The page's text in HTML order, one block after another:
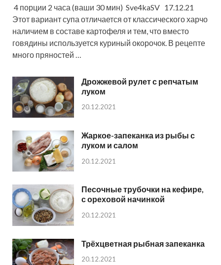
4 порции 2 часа (ваши 30 мин) Sve4kaSV 17.12.21
Этот вариант супа отличается от классического харчо
наличием в составе картофеля и тем, что вместо
говядины используется куриный окорочок. В рецепте
много пряностей …
Дрожжевой рулет с репчатым
луком
20.12.2021
Жаркое-запеканка из рыбы с
луком и салом
20.12.2021
Песочные трубочки на кефире,
с ореховой начинкой
20.12.2021
Трёхцветная рыбная запеканка
20.12.2021